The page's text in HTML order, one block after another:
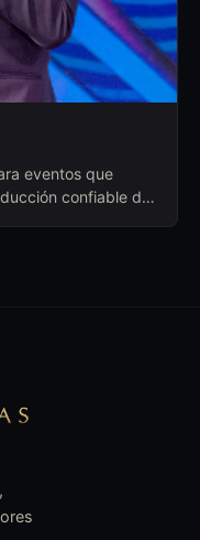
eventos que
confiable de